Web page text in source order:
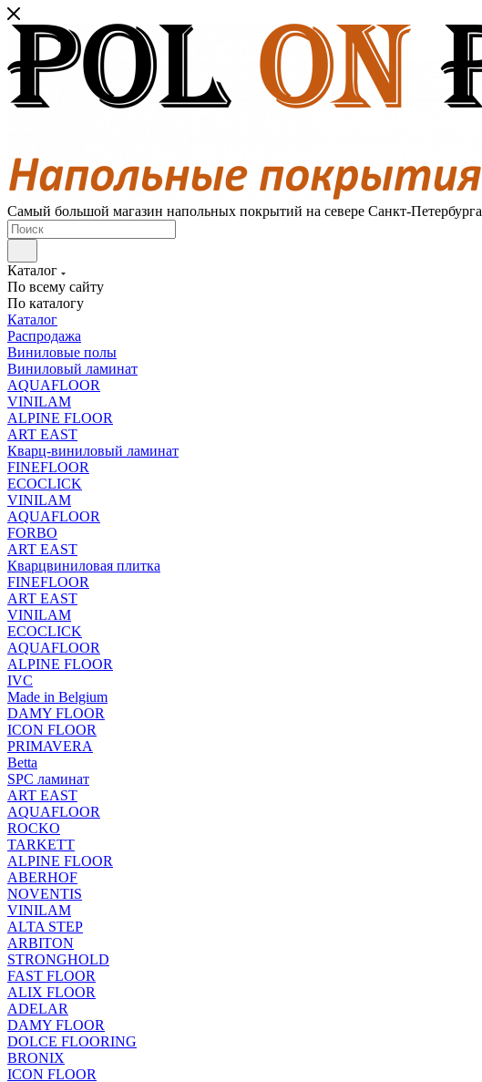
Самый большой магазин напольных покрытий на севере Санкт-Петербурга
Каталог
По всему сайту
По каталогу
Каталог
Распродажа
Виниловые полы
Виниловый ламинат
AQUAFLOOR
VINILAM
ALPINE FLOOR
ART EAST
Кварц-виниловый ламинат
FINEFLOOR
ECOCLICK
VINILAM
AQUAFLOOR
FORBO
ART EAST
Кварцвиниловая плитка
FINEFLOOR
ART EAST
VINILAM
ECOCLICK
AQUAFLOOR
ALPINE FLOOR
IVC
Made in Belgium
DAMY FLOOR
ICON FLOOR
PRIMAVERA
Betta
SPC ламинат
ART EAST
AQUAFLOOR
ROCKO
TARKETT
ALPINE FLOOR
ABERHOF
NOVENTIS
VINILAM
ALTA STEP
ARBITON
STRONGHOLD
FAST FLOOR
ALIX FLOOR
ADELAR
DAMY FLOOR
DOLCE FLOORING
BRONIX
ICON FLOOR